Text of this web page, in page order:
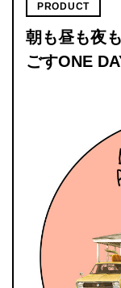
PRODUCT
朝も昼も夜
ごすONE